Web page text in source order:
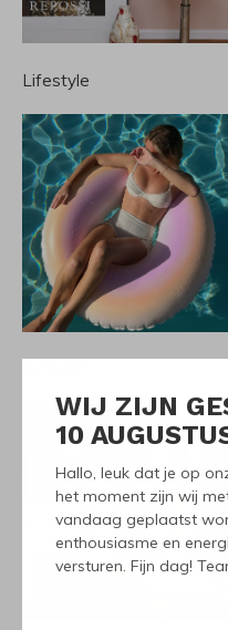
WIJ ZIJN
10
Hallo, leuk dat je op
het moment zijn wij
vandaag geplaatst
enthousiasme en
versturen. Fijn dag!
Lifestyle